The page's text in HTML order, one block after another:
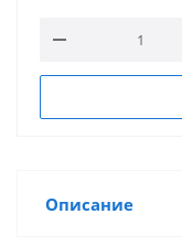
Описание